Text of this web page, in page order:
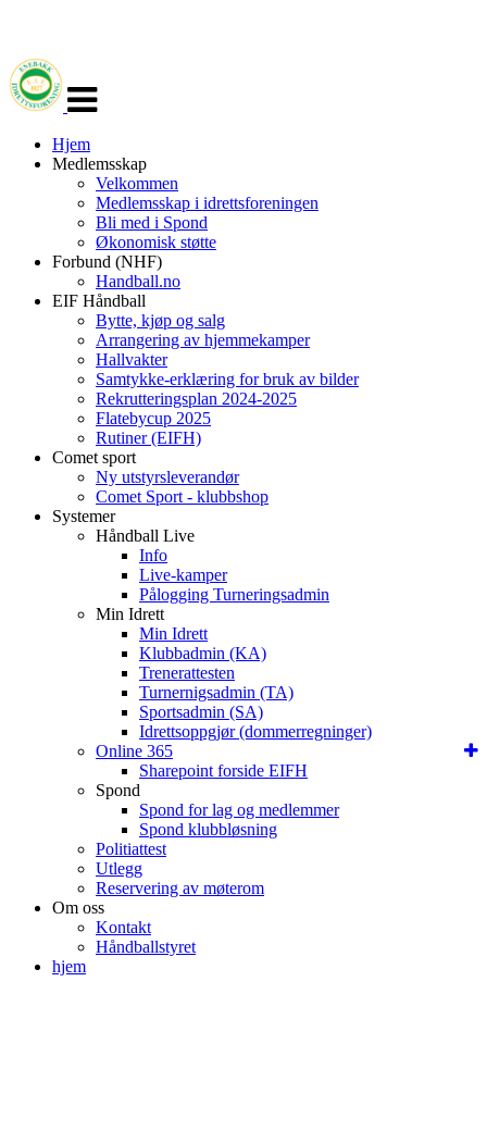
navigasjon
Hjem
Medlemsskap
Velkommen
Medlemsskap i idrettsforeningen
Bli med i Spond
Økonomisk støtte
Forbund (NHF)
Handball.no
EIF Håndball
Bytte, kjøp og salg
Arrangering av hjemmekamper
Hallvakter
Samtykke-erklæring for bruk av bilder
Rekrutteringsplan 2024-2025
Flatebycup 2025
Rutiner (EIFH)
Comet sport
Ny utstyrsleverandør
Comet Sport - klubbshop
Systemer
Håndball Live
Info
Live-kamper
Pålogging Turneringsadmin
Min Idrett
Min Idrett
Klubbadmin (KA)
Trenerattesten
Turnernigsadmin (TA)
Sportsadmin (SA)
Idrettsoppgjør (dommerregninger)
Online 365
Sharepoint forside EIFH
Spond
Spond for lag og medlemmer
Spond klubbløsning
Politiattest
Utlegg
Reservering av møterom
Om oss
Kontakt
Håndballstyret
hjem